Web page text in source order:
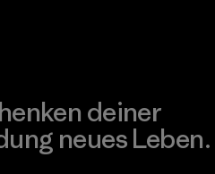
deiner
neues Leben.